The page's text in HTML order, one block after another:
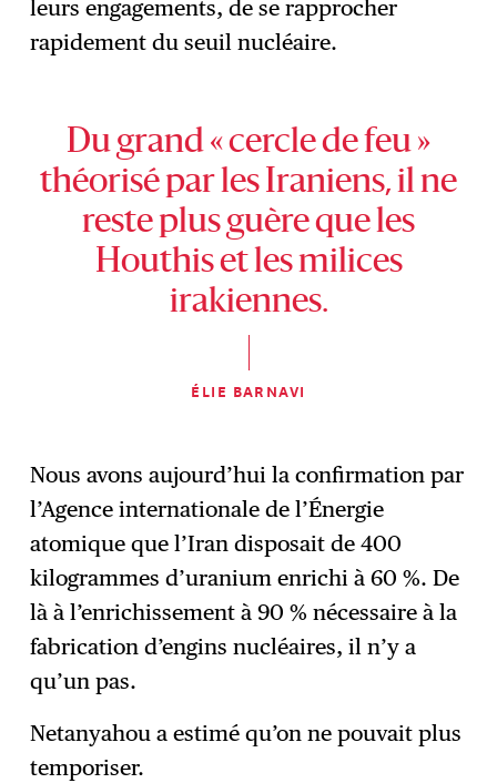
leurs engagements, de se rapprocher
rapidement du seuil nucléaire.
Du grand « cercle de feu »
théorisé par les Iraniens, il ne
reste plus guère que les
Houthis et les milices
irakiennes.
ÉLIE BARNAVI
Nous avons aujourd’hui la confirmation par
l’Agence internationale de l’Énergie
atomique que l’Iran disposait de 400
kilogrammes d’uranium enrichi à 60 %. De
là à l’enrichissement à 90 % nécessaire à la
fabrication d’engins nucléaires, il n’y a
qu’un pas.
Netanyahou a estimé qu’on ne pouvait plus
temporiser.